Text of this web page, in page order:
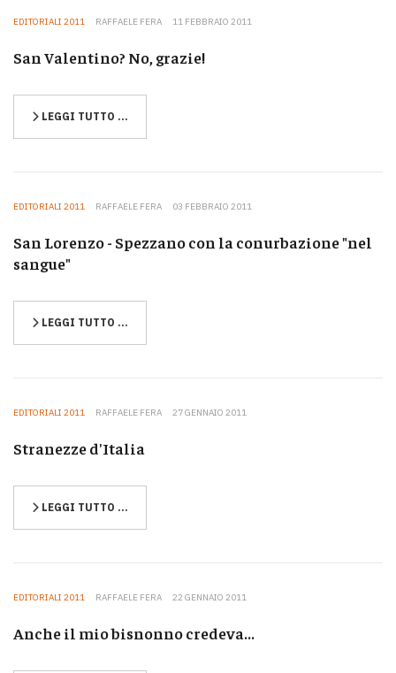
EDITORIALI 2011 RAFFAELE FERA 11 FEBBRAIO 2011
San Valentino? No, grazie!
LEGGI TUTTO …
EDITORIALI 2011 RAFFAELE FERA 03 FEBBRAIO 2011
San Lorenzo - Spezzano con la conurbazione "nel
sangue"
LEGGI TUTTO …
EDITORIALI 2011 RAFFAELE FERA 27 GENNAIO 2011
Stranezze d'Italia
LEGGI TUTTO …
EDITORIALI 2011 RAFFAELE FERA 22 GENNAIO 2011
Anche il mio bisnonno credeva...